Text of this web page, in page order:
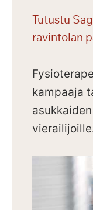
Tutustu
ravintolan
kampaaja